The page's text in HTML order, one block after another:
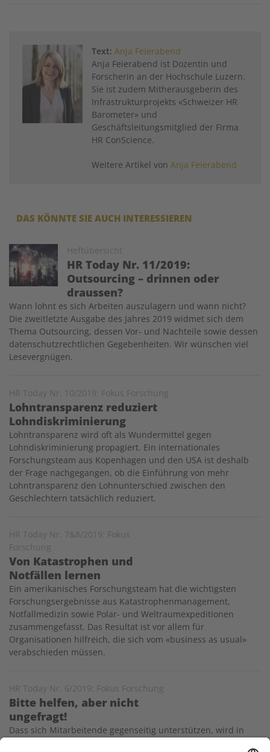
Text: Anja Feierabend
Anja Feierabend ist Dozentin und
Forscherin an der Hochschule Luzern.
Sie ist zudem Mitherausgeberin des
Infrastrukturprojekts «Schweizer HR
Barometer» und
Geschäftsleitungsmitglied der Firma
HR ConScience.
Weitere Artikel von Anja Feierabend
DAS KÖNNTE SIE AUCH INTERESSIEREN
Heftübersicht
HR Today Nr. 11/2019:
Outsourcing – drinnen oder
draussen?
Image
Wann lohnt es sich Arbeiten auszulagern und wann nicht?
Die zweitletzte Ausgabe des Jahres 2019 widmet sich dem
Thema Outsourcing, dessen Vor- und Nachteile sowie dessen
datenschutzrechtlichen Gegebenheiten. Wir wünschen viel
Lesevergnügen.
HR Today Nr. 10/2019: Fokus Forschung
Lohntransparenz reduziert
Lohndiskriminierung
Lohntransparenz wird oft als Wundermittel gegen
Lohndiskriminierung propagiert. Ein internationales
Forschungsteam aus Kopenhagen und den USA ist deshalb
der Frage nachgegangen, ob die Einführung von mehr
Lohntransparenz den Lohnunterschied zwischen den
Geschlechtern tatsächlich reduziert.
HR Today Nr. 7&8/2019: Fokus
Forschung
Von Katastrophen und
Notfällen lernen
Ein amerikanisches Forschungsteam hat die wichtigsten
Forschungsergebnisse aus Katastrophenmanagement,
Notfallmedizin sowie Polar- und Weltraumexpeditionen
zusammen­gefasst. Das Resultat ist vor allem für
Organisationen hilfreich, die sich vom «business as usual»
verabschieden müssen.
HR Today Nr. 6/2019: Fokus Forschung
Bitte helfen, aber nicht
ungefragt!
Dass sich Mitarbeitende gegenseitig unterstützen, wird in